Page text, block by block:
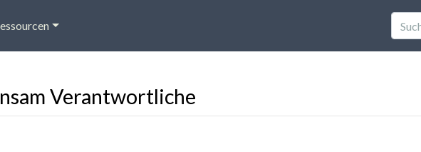
Verantwortliche